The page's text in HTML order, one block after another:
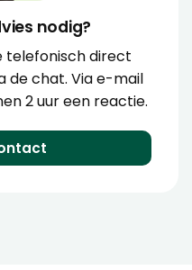
nodig?
telefonisch direct
de chat. Via e-mail
2 uur een reactie.